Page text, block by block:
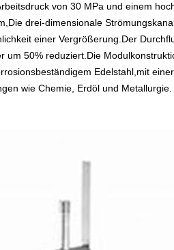
von 30 MPa und einem
drei-dimensionale
einer Vergrößerung.Der
um 50% reduziert.Die
Edelstahl,mit
wie Chemie, Erdöl und Metallurgie.